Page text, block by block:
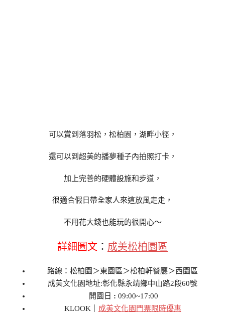
可以賞到落羽松，松柏園，湖畔小徑，
還可以到超美的播夢種子內拍照打卡，
加上完善的硬體設施和步道，
很適合假日帶全家人來這放風走走，
不用花大錢也能玩的很開心～
詳細圖文 ： 成美松柏園區
路線：松柏園＞東園區＞松柏軒餐廳＞西園區
成美文化園地址:彰化縣永靖鄉中山路2段60號
開園日 : 09:00~17:00
KLOOK｜ 成美文化園門票限時優惠